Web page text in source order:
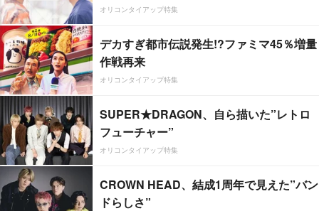
オリコンタイアップ特集
デカすぎ都市伝説発生!?ファミマ45％増量
作戦再来
オリコンタイアップ特集
SUPER★DRAGON、自ら描いた”レトロ
フューチャー”
オリコンタイアップ特集
CROWN HEAD、結成1周年で見えた”バン
ドらしさ”